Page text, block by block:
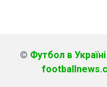
© Футбол в